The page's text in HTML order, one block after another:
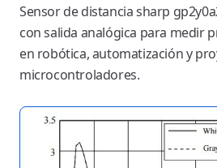
Sensor de distancia sharp
con salida analógica para medir
en robótica, automatización y
microcontroladores.